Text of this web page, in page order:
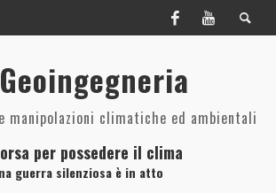
manipolazioni climatiche ed ambientali
per possedere il clima
guerra silenziosa è in atto